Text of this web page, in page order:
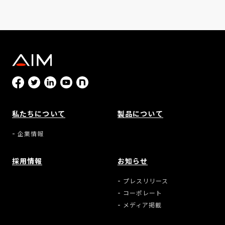
私たちについて
企業情報
製品について
採用情報 お知らせ
プレスリリース
コーポレート
メディア掲載